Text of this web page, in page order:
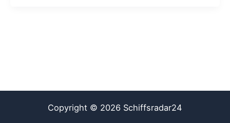
Copyright © 2026 Schiffsradar24